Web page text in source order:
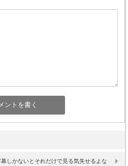
しかないとそれだけで見る気失せるよな